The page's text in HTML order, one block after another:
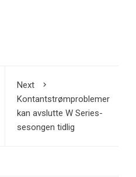
Next
Kontantstrømproblemer
kan avslutte W Series-
sesongen tidlig